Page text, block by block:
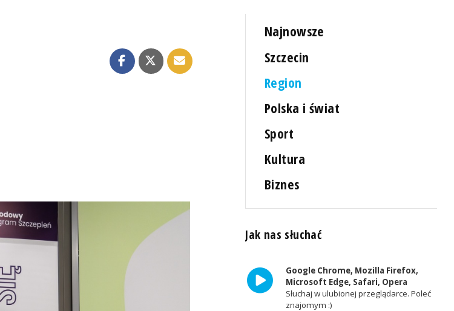
Najnowsze
Szczecin
Region
Polska i świat
Sport
Kultura
Biznes
Jak nas słuchać
Google Chrome, Mozilla Firefox,
Microsoft Edge, Safari, Opera
Słuchaj w ulubionej przeglądarce. Poleć
znajomym :)